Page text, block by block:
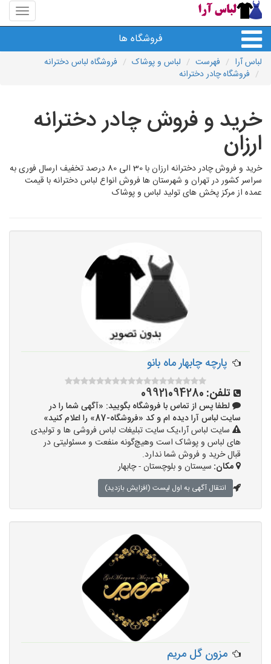
منوی
سایت
آرا
فروشگاه ها
لباس آرا فهرست لباس و پوشاک
فروشگاه لباس دخترانه
فروشگاه چادر دخترانه
خرید و فروش چادر دخترانه
ارزان
خرید و فروش چادر دخترانه ارزان با 30 الی 80 درصد تخفیف ارسال فوری به
سراسر کشور در تهران و شهرستان ها فروش انواع لباس دخترانه با قیمت
عمده از مرکز پخش های تولید لباس و پوشاک
پارچه چابهار ماه بانو
تلفن: 09921094280
لطفا پس از تماس با فروشگاه بگویید: «آگهی شما را در
سایت لباس آرا دیده ام و کد «فروشگاه-87» را اعلام کنید»
سایت لباس آرا،یک سایت تبلیغات لباس فروشی ها و تولیدی
های لباس و پوشاک است وهیچ‌گونه منفعت و مسئولیتی در
قبال خرید و فروش شما ندارد.
مکان: سیستان و بلوچستان - چابهار
انتقال آگهی به اول لیست (افزایش بازدید)
مزون گل مریم